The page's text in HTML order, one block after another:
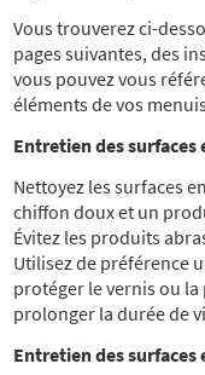
Vous trouverez ci-
pages suivantes, des
vous pouvez vous
éléments de vos
Entretien des surfaces
Nettoyez les surfaces
chiffon doux et un
Évitez les produits
Utilisez de préférence
protéger le vernis ou
prolonger la durée de
Entretien des